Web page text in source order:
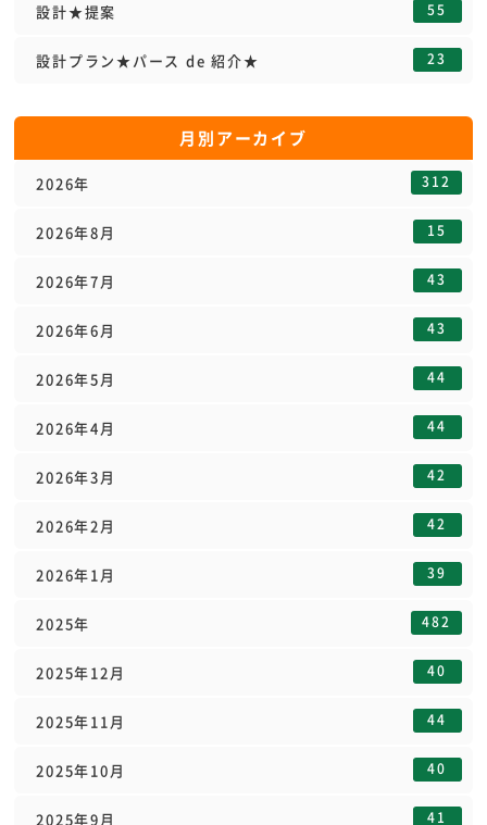
設計★提案 55
設計プラン★パース de 紹介★ 23
月別アーカイブ
2026年 312
2026年8月 15
2026年7月 43
2026年6月 43
2026年5月 44
2026年4月 44
2026年3月 42
2026年2月 42
2026年1月 39
2025年 482
2025年12月 40
2025年11月 44
2025年10月 40
2025年9月 41